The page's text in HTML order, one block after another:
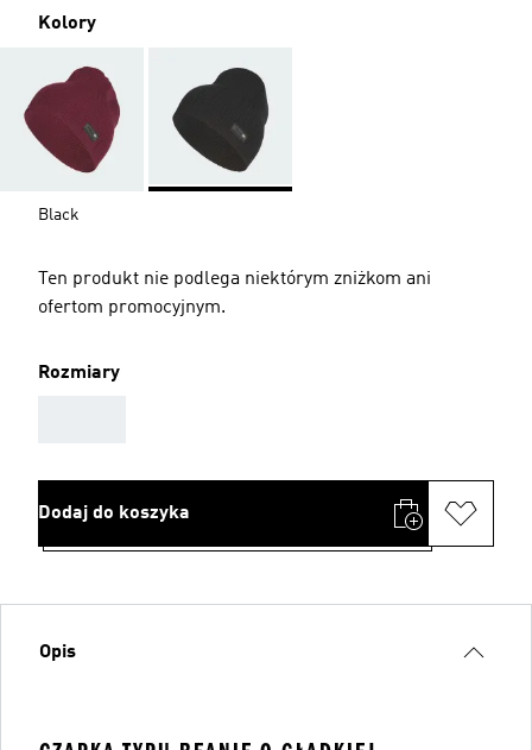
Kolory
Black
Ten produkt nie podlega niektórym zniżkom ani
ofertom promocyjnym.
Rozmiary
Dodaj do koszyka
Opis